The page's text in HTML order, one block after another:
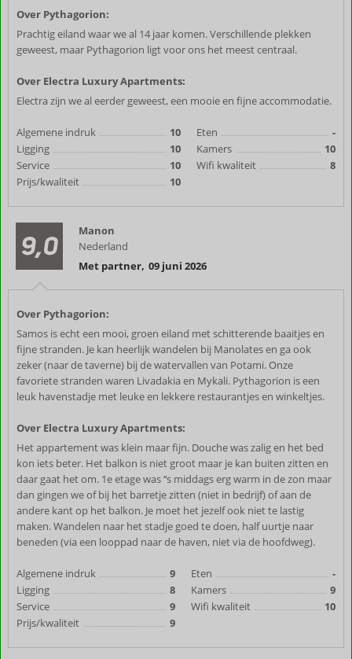
Over Pythagorion:
Prachtig eiland waar we al 14 jaar komen. Verschillende plekken
geweest, maar Pythagorion ligt voor ons het meest centraal.
Over Electra Luxury Apartments:
Electra zijn we al eerder geweest, een mooie en fijne accommodatie.
Algemene indruk
10
Ligging
10
Service
10
Prijs/kwaliteit
10
Eten
-
Kamers
10
Wifi kwaliteit
8
9,0
Manon
Nederland
Met partner, 09 juni 2026
Over Pythagorion:
Samos is echt een mooi, groen eiland met schitterende baaitjes en
fijne stranden. Je kan heerlijk wandelen bij Manolates en ga ook
zeker (naar de taverne) bij de watervallen van Potami. Onze
favoriete stranden waren Livadakia en Mykali. Pythagorion is een
leuk havenstadje met leuke en lekkere restaurantjes en winkeltjes.
Over Electra Luxury Apartments:
Het appartement was klein maar fijn. Douche was zalig en het bed
kon iets beter. Het balkon is niet groot maar je kan buiten zitten en
daar gaat het om. 1e etage was ‘‘s middags erg warm in de zon maar
dan gingen we of bij het barretje zitten (niet in bedrijf) of aan de
andere kant op het balkon. Je moet het jezelf ook niet te lastig
maken. Wandelen naar het stadje goed te doen, half uurtje naar
beneden (via een looppad naar de haven, niet via de hoofdweg).
Algemene indruk
9
Ligging
8
Service
9
Prijs/kwaliteit
9
Eten
-
Kamers
9
Wifi kwaliteit
10